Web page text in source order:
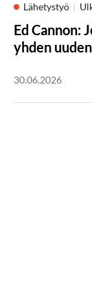
Lähetystyö
Ed Cannon:
yhden
30.06.2026